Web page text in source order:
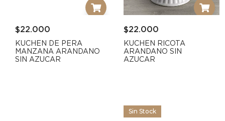
$22.000
KUCHEN DE PERA
MANZANA ARANDANO
SIN AZUCAR
$22.000
KUCHEN RICOTA
ARANDANO SIN
AZUCAR
Sin Stock